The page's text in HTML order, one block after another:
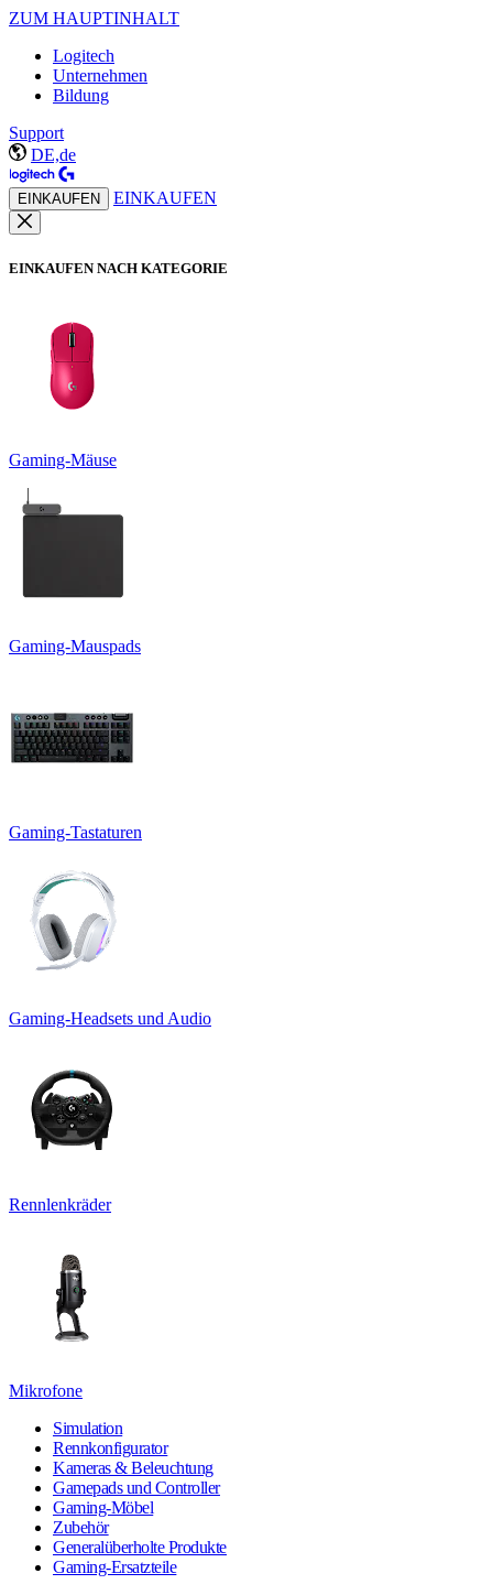
ZUM HAUPTINHALT
Logitech
Unternehmen
Bildung
Support
DE,de
EINKAUFEN EINKAUFEN
EINKAUFEN NACH KATEGORIE
Gaming-Mäuse
Gaming-Mauspads
Gaming-Tastaturen
Gaming-Headsets und Audio
Rennlenkräder
Mikrofone
Simulation
Rennkonfigurator
Kameras & Beleuchtung
Gamepads und Controller
Gaming-Möbel
Zubehör
Generalüberholte Produkte
Gaming-Ersatzteile